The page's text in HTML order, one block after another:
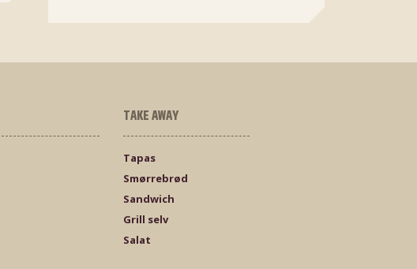
TAKE AWAY
Tapas
Smørrebrød
Sandwich
Grill selv
Salat